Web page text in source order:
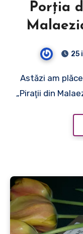
Porţia
25
Astăzi am plăcerea să vă prezint recenzia cărţii
„Piraţii din